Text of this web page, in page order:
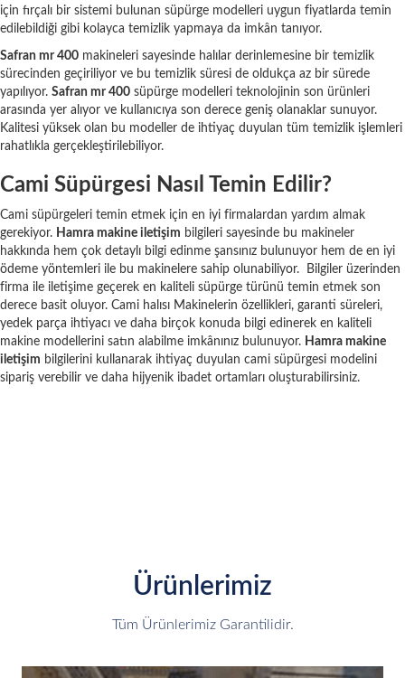
için fırçalı bir sistemi bulunan süpürge modelleri uygun fiyatlarda temin
edilebildiği gibi kolayca temizlik yapmaya da imkân tanıyor.
Safran mr 400 makineleri sayesinde halılar derinlemesine bir temizlik
sürecinden geçiriliyor ve bu temizlik süresi de oldukça az bir sürede
yapılıyor. Safran mr 400 süpürge modelleri teknolojinin son ürünleri
arasında yer alıyor ve kullanıcıya son derece geniş olanaklar sunuyor.
Kalitesi yüksek olan bu modeller de ihtiyaç duyulan tüm temizlik işlemleri
rahatlıkla gerçekleştirilebiliyor.
Cami Süpürgesi Nasıl Temin Edilir?
Cami süpürgeleri temin etmek için en iyi firmalardan yardım almak
gerekiyor. Hamra makine iletişim bilgileri sayesinde bu makineler
hakkında hem çok detaylı bilgi edinme şansınız bulunuyor hem de en iyi
ödeme yöntemleri ile bu makinelere sahip olunabiliyor. Bilgiler üzerinden
firma ile iletişime geçerek en kaliteli süpürge türünü temin etmek son
derece basit oluyor. Cami halısı Makinelerin özellikleri, garanti süreleri,
yedek parça ihtiyacı ve daha birçok konuda bilgi edinerek en kaliteli
makine modellerini satın alabilme imkânınız bulunuyor. Hamra makine
iletişim bilgilerini kullanarak ihtiyaç duyulan cami süpürgesi modelini
sipariş verebilir ve daha hijyenik ibadet ortamları oluşturabilirsiniz.
Ürünlerimiz
Tüm Ürünlerimiz Garantilidir.